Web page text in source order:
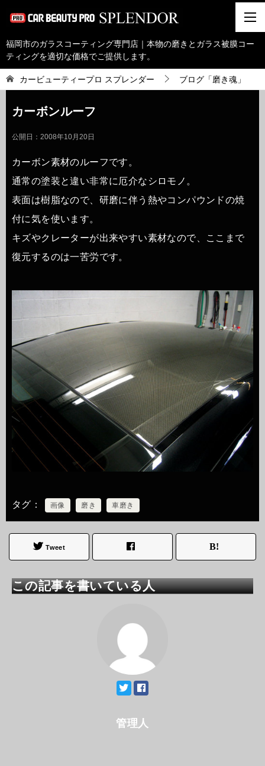
福岡市のガラスコーティング専門店｜本物の磨きとガラス被膜コー
ティングを適切な価格でご提供します。
カービューティープロ スプレンダー ブログ「磨き魂」
カーボンルーフ
公開日： 2008年10月20日
カーボン素材のルーフです。
通常の塗装と違い非常に厄介なシロモノ。
表面は樹脂なので、研磨に伴う熱やコンパウンドの焼
付に気を使います。
キズやクレーターが出来やすい素材なので、ここまで
復元するのは一苦労です。
タグ 画像 磨き 車磨き
Tweet
この記事を書いている人
管理人